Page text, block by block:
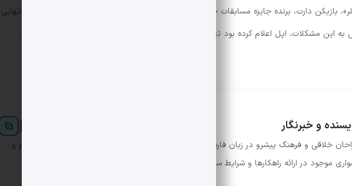
به‌اشتباه گفته بود «لوک لیتلر»، بازیکن دارت، برنده جایزه مسابقات جهانی PDC شده، درحالی‌که این بازیکن فقط مسابقه نیمه‌نهایی
به این مشکلات، اپل اعلام کرده بود تغییراتی را در قابلیت خلاصه‌سازی اخبار هوش مصنوعی خود
و خبرنگار
خلاقی و فرهنگ پیشرو در زبان فارسی ایجاد کرد. در این صورت می توان امید داشت که تمام و
موجود در ارائه راهکارها و شرایط سخت تایپ به پایان رسد.